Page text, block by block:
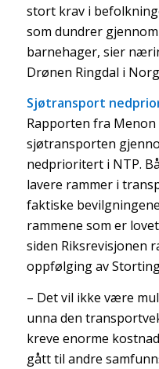
stort krav i
som dundrer
barnehager, sier
Drønen Ringdal i
Sjøtransport
Rapporten fra Menon
sjøtransporten
nedprioritert i NTP.
lavere rammer i
faktiske
rammene som er
siden Riksrevisjonen
oppfølging av
– Det vil ikke være
unna den
kreve enorme
gått til andre